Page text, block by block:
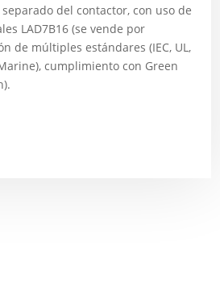
del contactor, con uso de
LAD7B16 (se vende por
de múltiples estándares (IEC, UL,
Marine), cumplimiento con Green